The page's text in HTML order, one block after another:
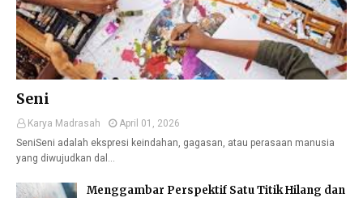
Seni
Karya Madrasah
April 01, 2026
SeniSeni adalah ekspresi keindahan, gagasan, atau perasaan manusia
yang diwujudkan dal…
Menggambar Perspektif Satu Titik Hilang dan